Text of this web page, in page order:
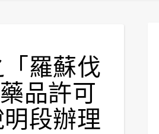
羅蘇伐
品許可
段辦理